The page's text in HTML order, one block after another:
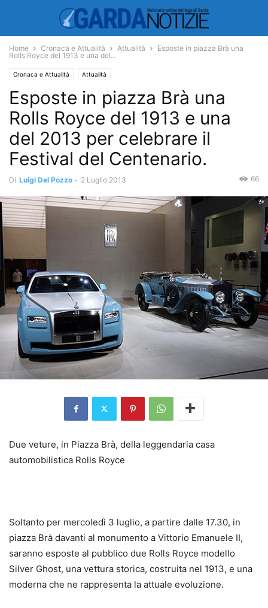
Home Cronaca e Attualità Attualità
Esposte in piazza Brà una
Rolls Royce del 1913 e una del...
Cronaca e Attualità Attualità
Esposte in piazza Brà una
Rolls Royce del 1913 e una
del 2013 per celebrare il
Festival del Centenario.
Di Luigi Del Pozzo - 2 Luglio 2013 66
Due veture, in Piazza Brà, della leggendaria casa
automobilistica Rolls Royce
Soltanto per mercoledì 3 luglio, a partire dalle 17.30, in
piazza Brà davanti al monumento a Vittorio Emanuele II,
saranno esposte al pubblico due Rolls Royce modello
Silver Ghost, una vettura storica, costruita nel 1913, e una
moderna che ne rappresenta la attuale evoluzione.